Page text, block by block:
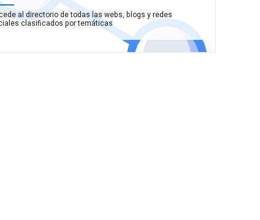
al directorio de todas las webs, blogs y redes
clasificados por temáticas